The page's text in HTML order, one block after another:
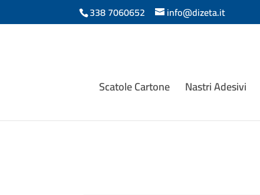
338 7060652 info@dizeta.it
Scatole Cartone Nastri Adesivi